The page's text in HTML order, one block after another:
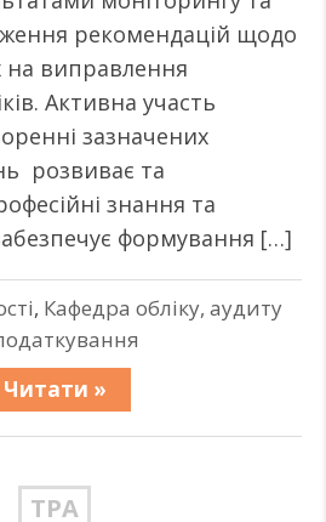
рекомендацій щодо
на виправлення
Активна участь
зазначених
розвиває та
знання та
формування […]
, Кафедра обліку, аудиту
Читати »
ТРА